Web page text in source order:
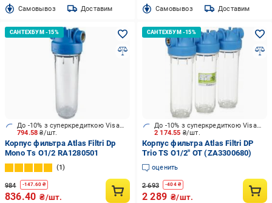
Cамовывоз Доставим Cамовывоз Доставим
794.58₴/шт.
До -10% з суперкредиткою Visa Вигода
Корпус фильтра Atlas Filtri Dp
Mono Ts O1/2 RA1280501
1
984 -147.60 ₴
836.40 ₴/шт.
2 174.55 ₴/шт.
До -10% з суперкредиткою Visa Вигода
Корпус фильтра Atlas Filtri DP
Trio TS O1/2" OT (ZA3300680)
оценить
2 693 -404₴
2 289 ₴/шт.